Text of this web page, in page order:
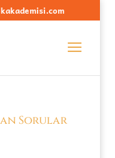
Sorular